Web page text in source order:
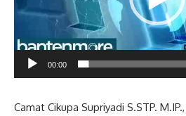
00:00
Camat Cikupa Supriyadi S.STP.